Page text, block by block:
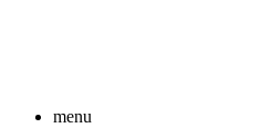
menu